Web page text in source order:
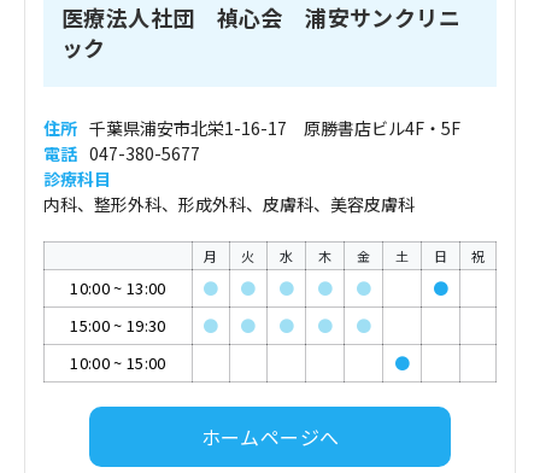
医療法人社団 禎心会 浦安サンクリニ
ック
住所 千葉県浦安市北栄1-16-17 原勝書店ビル4F・5F
電話 047-380-5677
診療科目
内科、整形外科、形成外科、皮膚科、美容皮膚科
月 火 水 木 金 土 日 祝
10:00~ 13:00 ● ● ● ● ●
●
15:00~ 19:30 ● ● ● ●
●
10:00~ 15:00 ●
ホームページへ